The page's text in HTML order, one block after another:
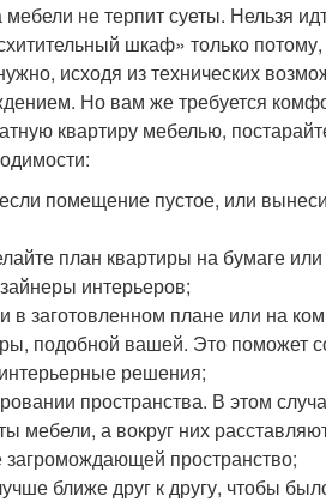
не терпит суеты. Нельзя
шкаф» только
исходя из технических
Но вам же требуется
квартиру мебелью,
помещение пустое, или
план квартиры на бумаге
интерьеров;
в заготовленном плане или на
подобной вашей. Это поможет
решения;
пространства. В этом
мебели, а вокруг них
пространство;
ближе друг к другу, чтобы